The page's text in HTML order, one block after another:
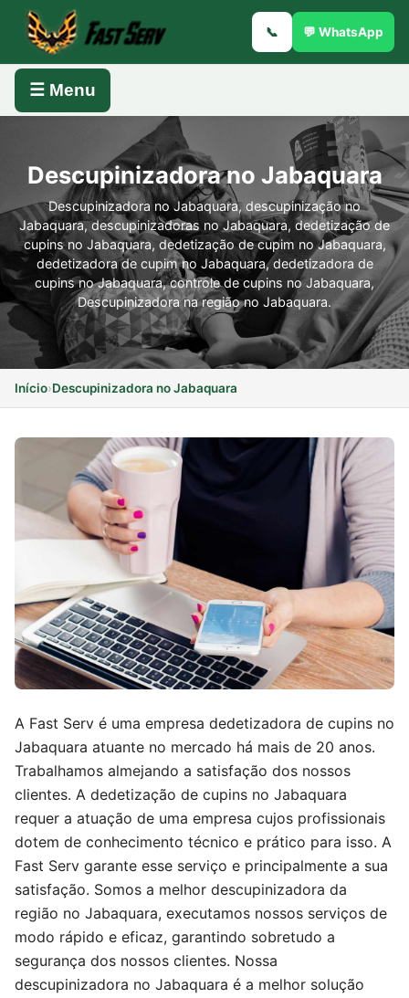
📞 💬 WhatsApp
☰ Menu
Descupinizadora no Jabaquara
Descupinizadora no Jabaquara, descupinização no
Jabaquara, descupinizadoras no Jabaquara, dedetização de
cupins no Jabaquara, dedetização de cupim no Jabaquara,
dedetizadora de cupim no Jabaquara, dedetizadora de
cupins no Jabaquara, controle de cupins no Jabaquara,
Descupinizadora na região no Jabaquara.
Início›Descupinizadora no Jabaquara
A Fast Serv é uma empresa dedetizadora de cupins no
Jabaquara atuante no mercado há mais de 20 anos.
Trabalhamos almejando a satisfação dos nossos
clientes. A dedetização de cupins no Jabaquara
requer a atuação de uma empresa cujos profissionais
dotem de conhecimento técnico e prático para isso. A
Fast Serv garante esse serviço e principalmente a sua
satisfação. Somos a melhor descupinizadora da
região no Jabaquara, executamos nossos serviços de
modo rápido e eficaz, garantindo sobretudo a
segurança dos nossos clientes. Nossa
descupinizadora no Jabaquara é a melhor solução